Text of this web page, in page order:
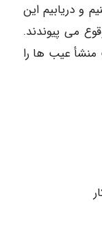
و دریابیم این
می پیوندند.
منشأ عیب ها را